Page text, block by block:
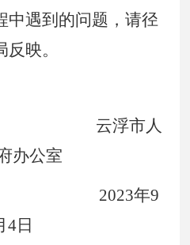
中遇到的问题，请径
映。
云浮市人
办公室
2023年9
4日